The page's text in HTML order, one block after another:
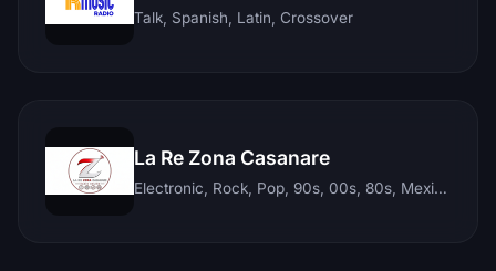
Talk, Spanish, Latin, Crossover
La Re Zona Casanare
Electronic, Rock, Pop, 90s, 00s, 80s, Mexican, Ranchera, Reggaeton, Instrumental, Salsa, Merengue, Tropical, Romantic, Vallenato, Llanera